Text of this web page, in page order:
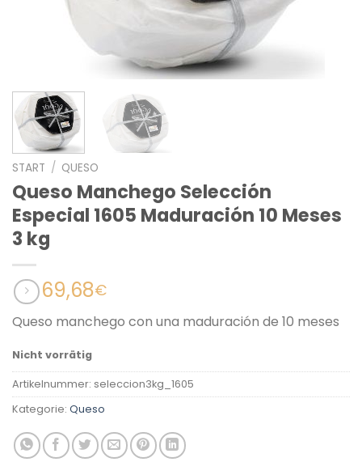
START / QUESO
Queso Manchego Selección
Especial 1605 Maduración 10 Meses
3 kg
69,68€
Queso manchego con una maduración de 10 meses
Nicht vorrätig
Artikelnummer: seleccion3kg_1605
Kategorie: Queso